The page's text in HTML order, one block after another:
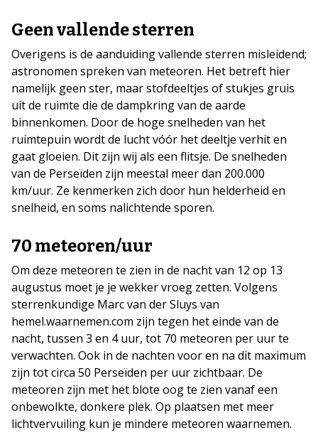
Geen vallende sterren
Overigens is de aanduiding vallende sterren misleidend;
astronomen spreken van meteoren. Het betreft hier
namelijk geen ster, maar stofdeeltjes of stukjes gruis
uit de ruimte die de dampkring van de aarde
binnenkomen. Door de hoge snelheden van het
ruimtepuin wordt de lucht vóór het deeltje verhit en
gaat gloeien. Dit zijn wij als een flitsje. De snelheden
van de Perseïden zijn meestal meer dan 200.000
km/uur. Ze kenmerken zich door hun helderheid en
snelheid, en soms nalichtende sporen.
70 meteoren/uur
Om deze meteoren te zien in de nacht van 12 op 13
augustus moet je je wekker vroeg zetten. Volgens
sterrenkundige Marc van der Sluys van
hemel.waarnemen.com zijn tegen het einde van de
nacht, tussen 3 en 4 uur, tot 70 meteoren per uur te
verwachten. Ook in de nachten voor en na dit maximum
zijn tot circa 50 Perseïden per uur zichtbaar. De
meteoren zijn met het blote oog te zien vanaf een
onbewolkte, donkere plek. Op plaatsen met meer
lichtvervuiling kun je mindere meteoren waarnemen.